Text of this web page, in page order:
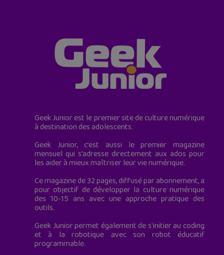
Geek Junior est le premier site de culture numérique
à destination des adolescents.
Geek Junior, c’est aussi le premier magazine
mensuel qui s’adresse directement aux ados pour
les aider à mieux maîtriser leur vie numérique.
Ce magazine de 32 pages, diffusé par abonnement, a
pour objectif de développer la culture numérique
des 10-15 ans avec une approche pratique des
outils.
Geek Junior permet également de s'initier au coding
et à la robotique avec son robot éducatif
programmable.